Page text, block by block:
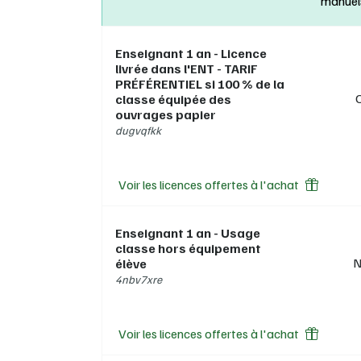
Enseignant 1 an - Licence
livrée dans l'ENT - TARIF
PRÉFÉRENTIEL si 100 % de la
classe équipée des
ouvrages papier
dugvqfkk
Voir les licences offertes à l'achat
Enseignant 1 an - Usage
classe hors équipement
élève
4nbv7xre
Voir les licences offertes à l'achat